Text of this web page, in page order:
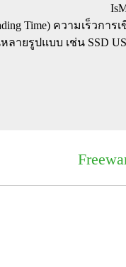
Time) ความเร็วการ
ายรูปแบบ เช่น SSD